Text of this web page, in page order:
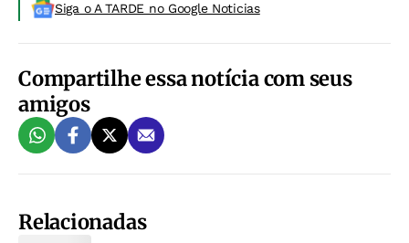
Siga o A TARDE no Google Noticias
Compartilhe essa notícia com seus
amigos
Relacionadas